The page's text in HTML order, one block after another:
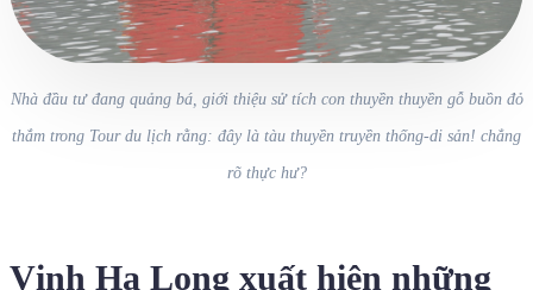
Nhà đầu tư đang quảng bá, giới thiệu sử tích con thuyền thuyền gỗ buồn đỏ
thắm trong Tour du lịch rằng: đây là tàu thuyền truyền thống-di sản! chẳng
rõ thực hư?
Vịnh Hạ Long xuất hiện những